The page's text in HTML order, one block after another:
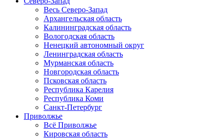
Весь Северо-Запад
Архангельская область
Калининградская область
Вологодская область
Ненецкий автономный округ
Ленинградская область
Мурманская область
Новгородская область
Псковская область
Республика Карелия
Республика Коми
Санкт-Петербург
Приволжье
Всё Приволжье
Кировская область